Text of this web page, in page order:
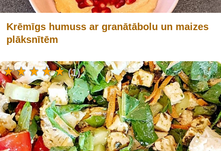
Krēmīgs humuss ar granātābolu un maizes
plāksnītēm
(1)